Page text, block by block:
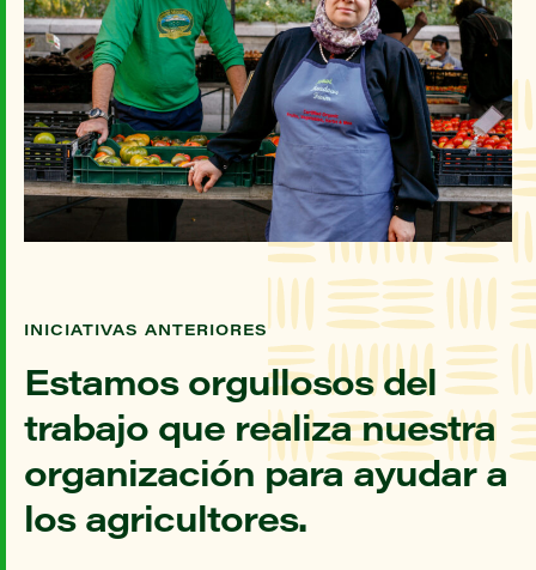
INICIATIVAS ANTERIORES
Estamos orgullosos del
trabajo que realiza nuestra
organización para ayudar a
los agricultores.